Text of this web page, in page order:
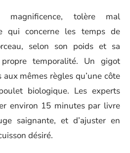
tolère mal
qui concerne les temps de
selon son poids et sa
temporalité. Un gigot
aux mêmes règles qu’une côte
biologique. Les experts
environ 15 minutes par livre
saignante, et d’ajuster en
désiré.